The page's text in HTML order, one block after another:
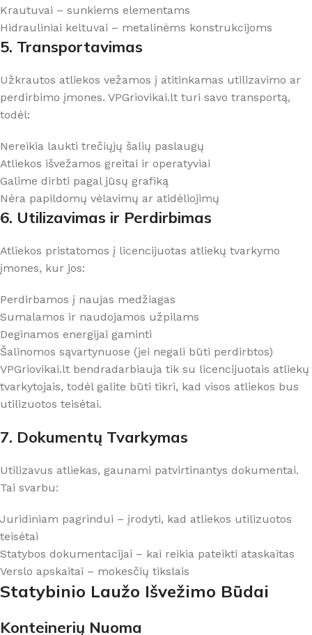
Krautuvai – sunkiems elementams
Hidrauliniai keltuvai – metalinėms konstrukcijoms
5. Transportavimas
Užkrautos atliekos vežamos į atitinkamas utilizavimo ar
perdirbimo įmones. VPGriovikai.lt turi savo transportą,
todėl:
Nereikia laukti trečiųjų šalių paslaugų
Atliekos išvežamos greitai ir operatyviai
Galime dirbti pagal jūsų grafiką
Nėra papildomų vėlavimų ar atidėliojimų
6. Utilizavimas ir Perdirbimas
Atliekos pristatomos į licencijuotas atliekų tvarkymo
įmones, kur jos:
Perdirbamos į naujas medžiagas
Sumalamos ir naudojamos užpilams
Deginamos energijai gaminti
Šalinomos sąvartynuose (jei negali būti perdirbtos)
VPGriovikai.lt bendradarbiauja tik su licencijuotais atliekų
tvarkytojais, todėl galite būti tikri, kad visos atliekos bus
utilizuotos teisėtai.
7. Dokumentų Tvarkymas
Utilizavus atliekas, gaunami patvirtinantys dokumentai.
Tai svarbu:
Juridiniam pagrindui – įrodyti, kad atliekos utilizuotos
teisėtai
Statybos dokumentacijai – kai reikia pateikti ataskaitas
Verslo apskaitai – mokesčių tikslais
Statybinio Laužo Išvežimo Būdai
Konteinerių Nuoma